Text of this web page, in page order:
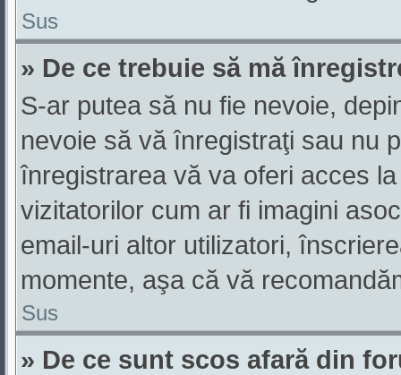
Sus
» De ce trebuie să mă
S-ar putea să nu fie nevoie,
nevoie să vă înregistraţi sau nu
înregistrarea vă va oferi acces
vizitatorilor cum ar fi imagini
email-uri altor utilizatori,
momente, aşa că vă
Sus
» De ce sunt scos afară din